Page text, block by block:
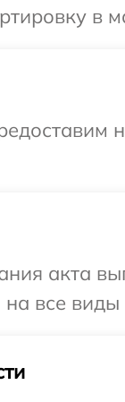
в
акта
все виды